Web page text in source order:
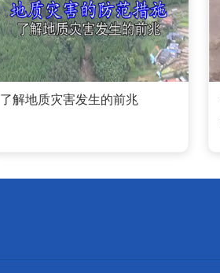
了解地质灾害发生的前兆